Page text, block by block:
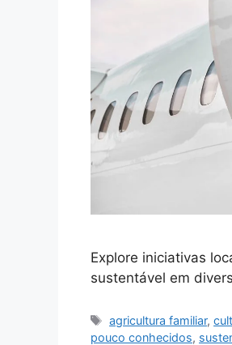
Explore iniciativas
sustentável em
Tags
agricultura familiar,
pouco conhecidos,